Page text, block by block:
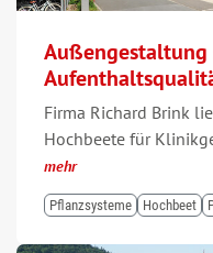
Außengestaltung
Firma Richard Brink
Hochbeete für
mehr
Pflanzsysteme Hochbeet